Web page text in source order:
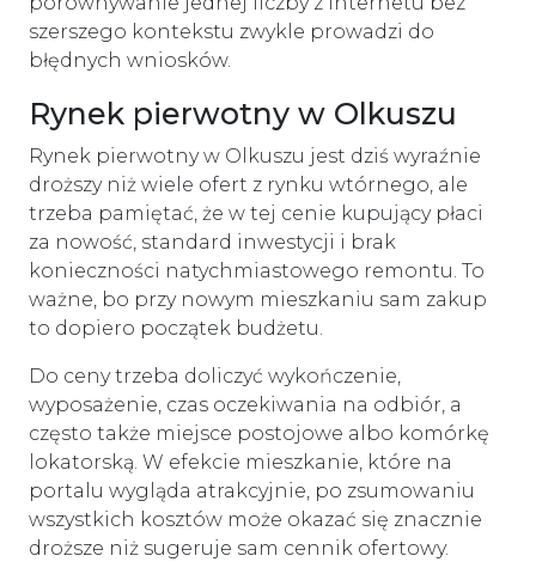
szerszego kontekstu zwykle prowadzi do
błędnych wniosków.
Rynek pierwotny w Olkuszu
Rynek pierwotny w Olkuszu jest dziś wyraźnie
droższy niż wiele ofert z rynku wtórnego, ale
trzeba pamiętać, że w tej cenie kupujący płaci
za nowość, standard inwestycji i brak
konieczności natychmiastowego remontu. To
ważne, bo przy nowym mieszkaniu sam zakup
to dopiero początek budżetu.
Do ceny trzeba doliczyć wykończenie,
wyposażenie, czas oczekiwania na odbiór, a
często także miejsce postojowe albo komórkę
lokatorską. W efekcie mieszkanie, które na
portalu wygląda atrakcyjnie, po zsumowaniu
wszystkich kosztów może okazać się znacznie
droższe niż sugeruje sam cennik ofertowy.